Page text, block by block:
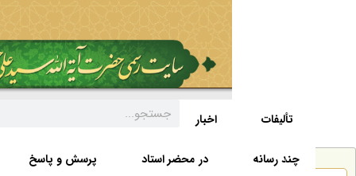
صفحه نخست زندگی نامه اخبار
پرسش و پاسخ در محضر استاد